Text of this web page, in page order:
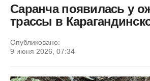
Саранча появилась у
трассы в
Опубликовано:
9 июня 2026, 07:34